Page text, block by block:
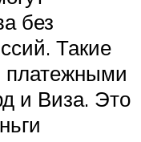
без
Такие
платежными
и Виза. Это